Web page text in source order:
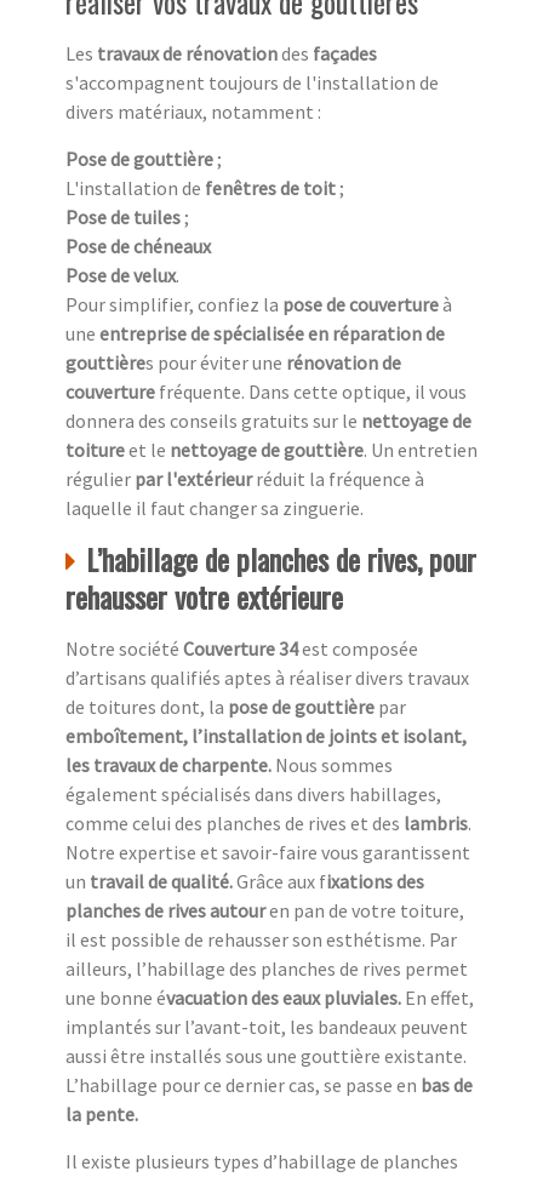
Les travaux de rénovationdes façades
s'accompagnent toujours de l'installation de
divers matériaux, notamment :
Pose de gouttière;
L'installation de fenêtres de toit;
Pose de tuiles;
Pose de chéneaux
Pose de velux.
Pour simplifier, confiez la pose de couvertureà
une entreprise de spécialisée en réparation de
gouttières pour éviter une rénovation de
couverture fréquente. Dans cette optique, il vous
donnera des conseils gratuits sur le nettoyage de
toitureet le nettoyage de gouttière. Un entretien
régulier par l'extérieurréduit la fréquence à
laquelle il faut changer sa zinguerie.
L’habillage de planches de rives, pour
rehausser votre extérieure
Notre société Couverture 34est composée
d’artisans qualifiés aptes à réaliser divers travaux
de toitures dont, la pose de gouttière par
emboîtement, l’installation de joints et isolant,
les travaux de charpente. Nous sommes
également spécialisés dans divers habillages,
comme celui des planches de rives et des lambris.
Notre expertise et savoir-faire vous garantissent
un travail de qualité.Grâce aux fixations des
planches de rives autouren pan de votre toiture,
il est possible de rehausser son esthétisme. Par
ailleurs, l’habillage des planches de rives permet
une bonne évacuation des eaux pluviales. En effet,
implantés sur l’avant-toit, les bandeaux peuvent
aussi être installés sous une gouttière existante.
L’habillage pour ce dernier cas, se passe en bas de
la pente.
Il existe plusieurs types d’habillage de planches